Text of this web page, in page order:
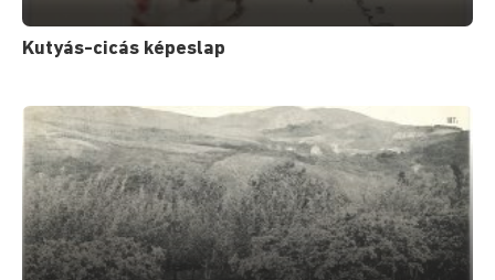
Kutyás-cicás képeslap